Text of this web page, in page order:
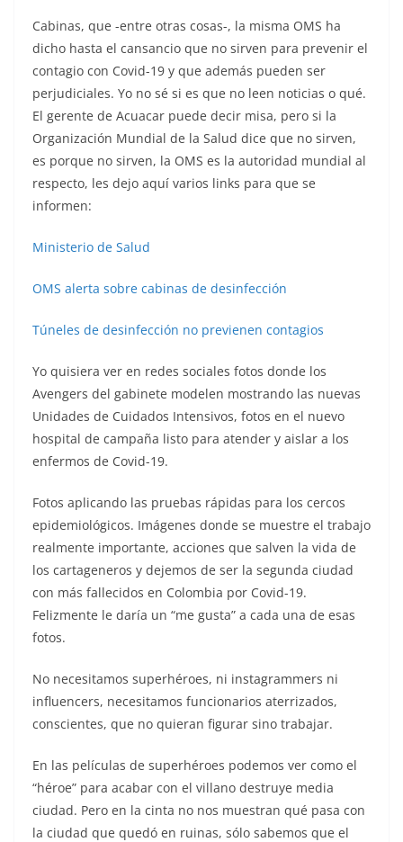
Cabinas, que -entre otras cosas-, la misma OMS ha
dicho hasta el cansancio que no sirven para prevenir el
contagio con Covid-19 y que además pueden ser
perjudiciales. Yo no sé si es que no leen noticias o qué.
El gerente de Acuacar puede decir misa, pero si la
Organización Mundial de la Salud dice que no sirven,
es porque no sirven, la OMS es la autoridad mundial al
respecto, les dejo aquí varios links para que se
informen:
Ministerio de Salud
OMS alerta sobre cabinas de desinfección
Túneles de desinfección no previenen contagios
Yo quisiera ver en redes sociales fotos donde los
Avengers del gabinete modelen mostrando las nuevas
Unidades de Cuidados Intensivos, fotos en el nuevo
hospital de campaña listo para atender y aislar a los
enfermos de Covid-19.
Fotos aplicando las pruebas rápidas para los cercos
epidemiológicos. Imágenes donde se muestre el trabajo
realmente importante, acciones que salven la vida de
los cartageneros y dejemos de ser la segunda ciudad
con más fallecidos en Colombia por Covid-19.
Felizmente le daría un “me gusta” a cada una de esas
fotos.
No necesitamos superhéroes, ni instagrammers ni
influencers, necesitamos funcionarios aterrizados,
conscientes, que no quieran figurar sino trabajar.
En las películas de superhéroes podemos ver como el
“héroe” para acabar con el villano destruye media
ciudad. Pero en la cinta no nos muestran qué pasa con
la ciudad que quedó en ruinas, sólo sabemos que el